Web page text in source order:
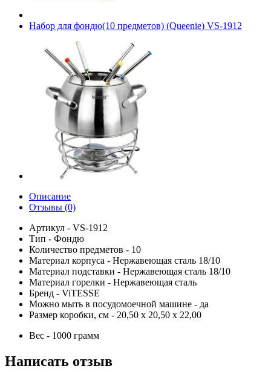
Набор для фондю(10 предметов) (Queenie) VS-1912
Описание
Отзывы (0)
Артикул - VS-1912
Тип - Фондю
Количество предметов - 10
Материал корпуса - Нержавеющая сталь 18/10
Материал подставки - Нержавеющая сталь 18/10
Материал горелки - Нержавеющая сталь
Бренд - ViTESSE
Можно мыть в посудомоечной машине - да
Размер коробки, см - 20,50 х 20,50 х 22,00
Вес - 1000 грамм
Написать отзыв